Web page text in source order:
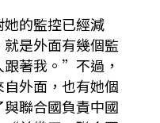
的監控已經減
是外面有幾個監
著我。”不過，
外面，也有她個
聯合國負責中國